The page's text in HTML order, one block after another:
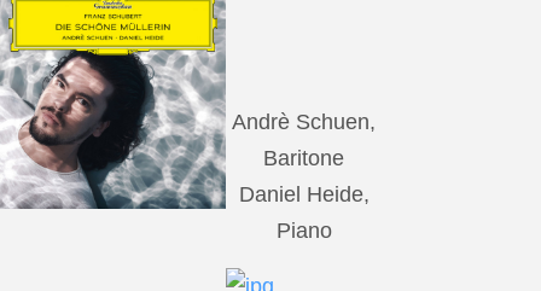
Andrè Schuen,
Baritone
Daniel Heide,
Piano